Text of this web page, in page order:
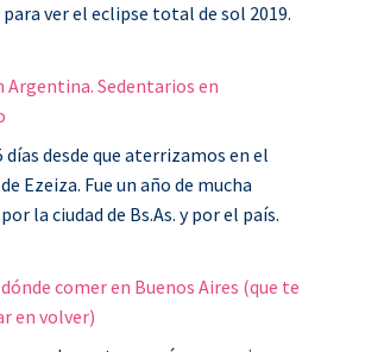
ver el eclipse total de sol 2019.
Argentina. Sedentarios en
días desde que aterrizamos en el
Ezeiza. Fue un año de mucha
la ciudad de Bs.As. y por el país.
comer en Buenos Aires (que te
en volver)